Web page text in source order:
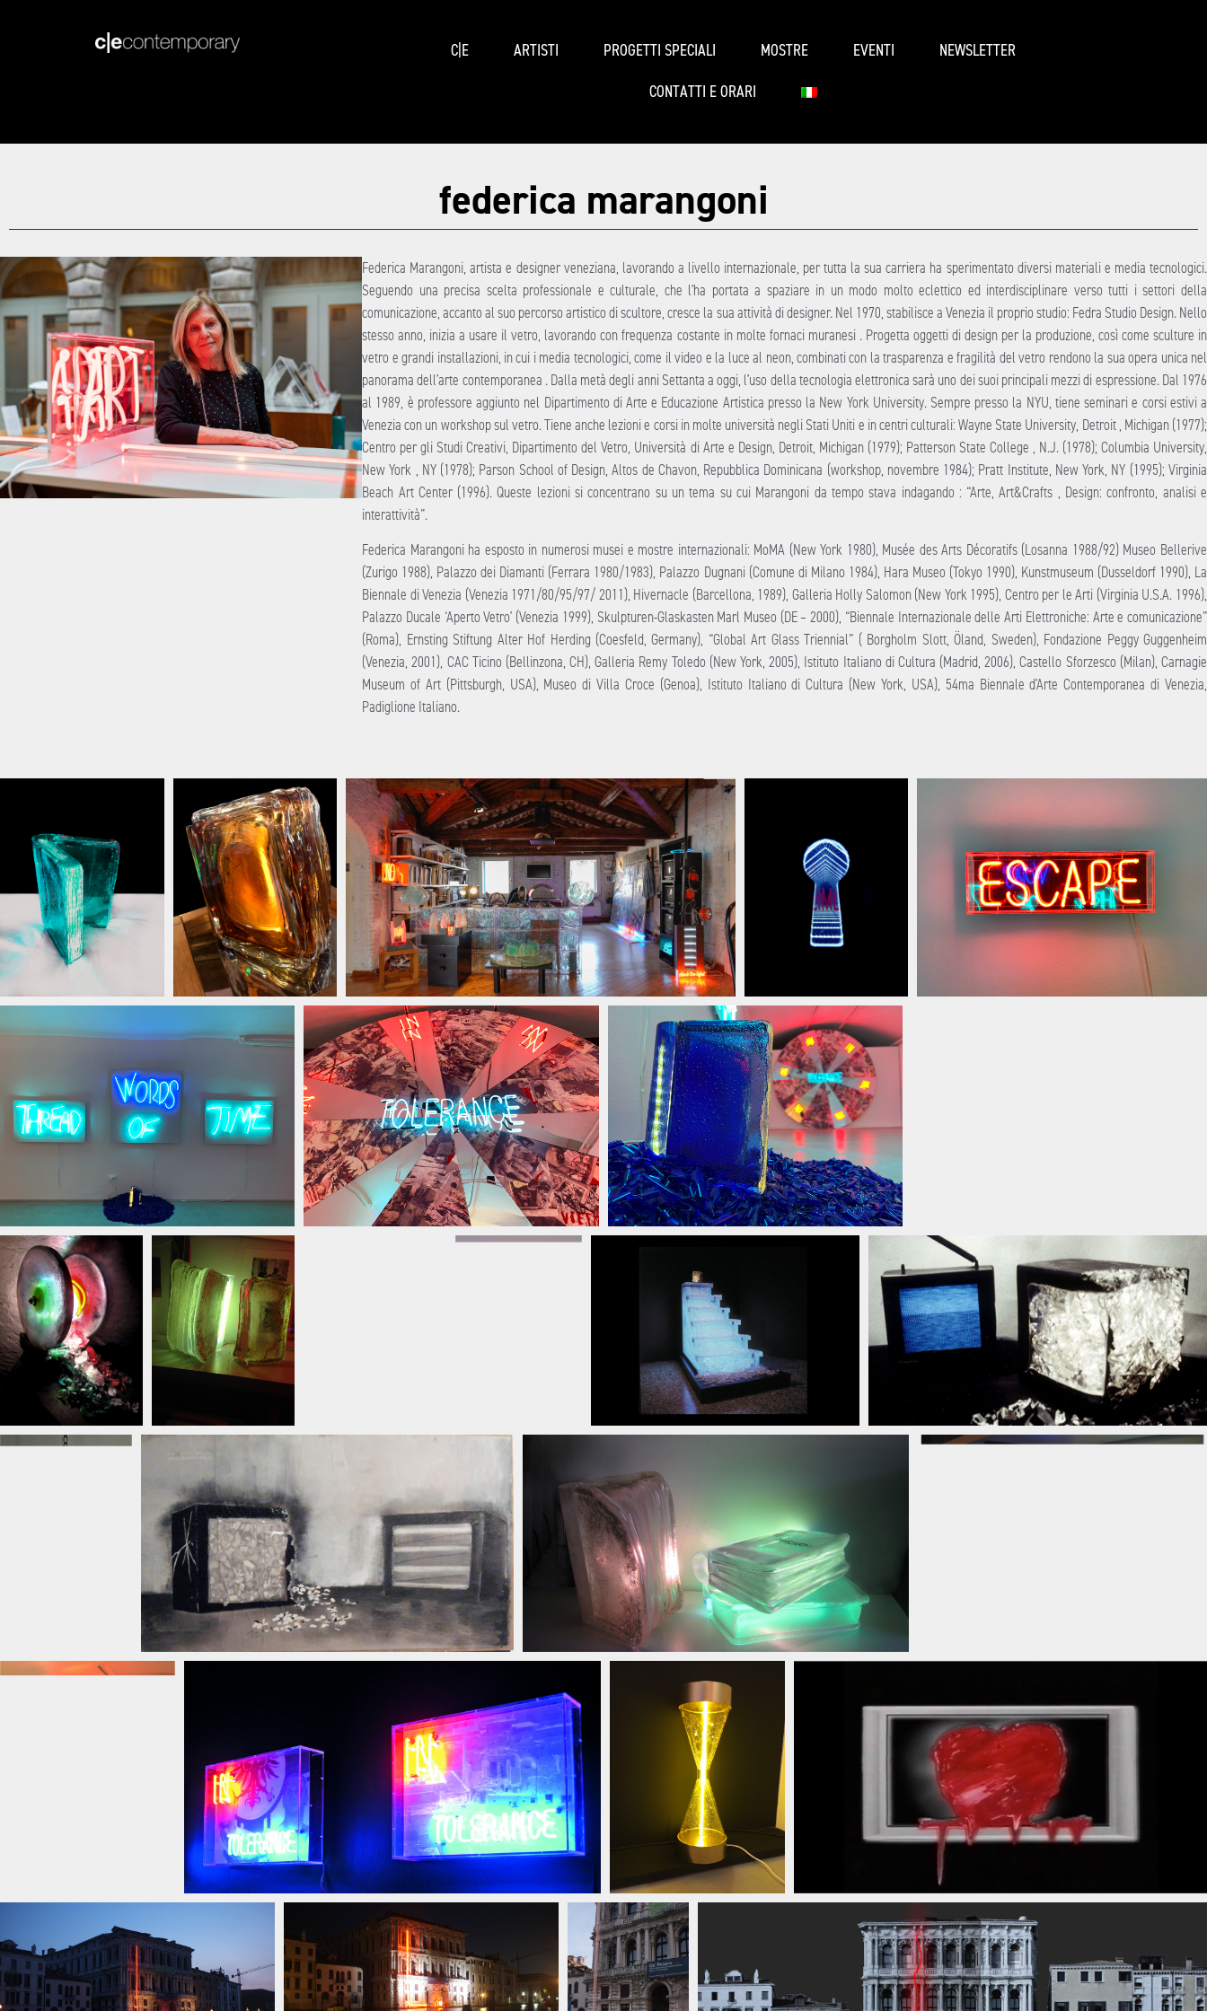
C|E ARTISTI PROGETTI SPECIALI MOSTRE EVENTI
NEWSLETTER
CONTATTI E ORARI
federica marangoni
Federica Marangoni, artista e designer veneziana, lavorando a livello internazionale, per tutta la sua carriera ha sperimentato diversi materiali e media tecnologici.
Seguendo una precisa scelta professionale e culturale, che l’ha portata a spaziare in un modo molto eclettico ed interdisciplinare verso tutti i settori della
comunicazione, accanto al suo percorso artistico di scultore, cresce la sua attività di designer. Nel 1970, stabilisce a Venezia il proprio studio: Fedra Studio Design. Nello
stesso anno, inizia a usare il vetro, lavorando con frequenza costante in molte fornaci muranesi . Progetta oggetti di design per la produzione, così come sculture in
vetro e grandi installazioni, in cui i media tecnologici, come il video e la luce al neon, combinati con la trasparenza e fragilità del vetro rendono la sua opera unica nel
panorama dell’arte contemporanea . Dalla metà degli anni Settanta a oggi, l’uso della tecnologia elettronica sarà uno dei suoi principali mezzi di espressione. Dal 1976
al 1989, è professore aggiunto nel Dipartimento di Arte e Educazione Artistica presso la New York University. Sempre presso la NYU, tiene seminari e corsi estivi a
Venezia con un workshop sul vetro. Tiene anche lezioni e corsi in molte università negli Stati Uniti e in centri culturali: Wayne State University, Detroit , Michigan (1977);
Centro per gli Studi Creativi, Dipartimento del Vetro, Università di Arte e Design, Detroit, Michigan (1979); Patterson State College , N.J. (1978); Columbia University,
New York , NY (1978); Parson School of Design, Altos de Chavon, Repubblica Dominicana (workshop, novembre 1984); Pratt Institute, New York, NY (1995); Virginia
Beach Art Center (1996). Queste lezioni si concentrano su un tema su cui Marangoni da tempo stava indagando : “Arte, Art&Crafts , Design: confronto, analisi e
interattività”.
Federica Marangoni ha esposto in numerosi musei e mostre internazionali: MoMA (New York 1980), Musée des Arts Décoratifs (Losanna 1988/92) Museo Bellerive
(Zurigo 1988), Palazzo dei Diamanti (Ferrara 1980/1983), Palazzo Dugnani (Comune di Milano 1984), Hara Museo (Tokyo 1990), Kunstmuseum (Dusseldorf 1990), La
Biennale di Venezia (Venezia 1971/80/95/97/ 2011), Hivernacle (Barcellona, 1989), Galleria Holly Salomon (New York 1995), Centro per le Arti (Virginia U.S.A. 1996),
Palazzo Ducale ‘Aperto Vetro’ (Venezia 1999), Skulpturen-Glaskasten Marl Museo (DE – 2000), “Biennale Internazionale delle Arti Elettroniche: Arte e comunicazione”
(Roma), Ernsting Stiftung Alter Hof Herding (Coesfeld, Germany), “Global Art Glass Triennial” ( Borgholm Slott, Öland, Sweden), Fondazione Peggy Guggenheim
(Venezia, 2001), CAC Ticino (Bellinzona, CH), Galleria Remy Toledo (New York, 2005), Istituto Italiano di Cultura (Madrid, 2006), Castello Sforzesco (Milan), Carnagie
Museum of Art (Pittsburgh, USA), Museo di Villa Croce (Genoa), Istituto Italiano di Cultura (New York, USA), 54ma Biennale d’Arte Contemporanea di Venezia,
Padiglione Italiano.